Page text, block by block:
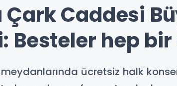
Caddesi
Besteler hep bir
ücretsiz halk